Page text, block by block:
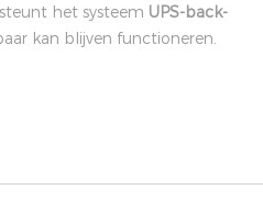
het systeem UPS-back-
kan blijven functioneren.